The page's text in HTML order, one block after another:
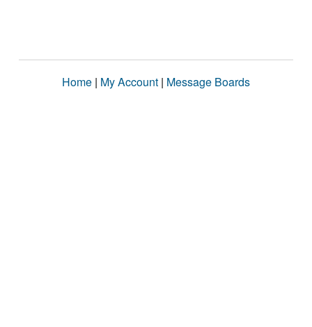
Home | My Account | Message Boards